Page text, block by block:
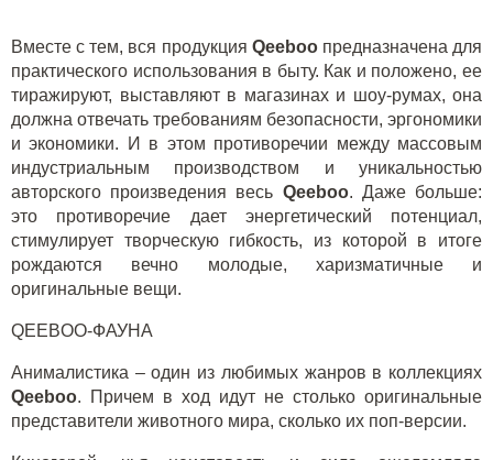
Вместе с тем, вся продукция Qeebooпредназначена для
практического использования в быту. Как и положено, ее
тиражируют, выставляют в магазинах и шоу-румах, она
должна отвечать требованиям безопасности, эргономики
и экономики. И в этом противоречии между массовым
индустриальным производством и уникальностью
авторского произведения весь Qeeboo. Даже больше:
это противоречие дает энергетический потенциал,
стимулирует творческую гибкость, из которой в итоге
рождаются вечно молодые, харизматичные и
оригинальные вещи.
QEEBOO-ФАУНА
Анималистика – один из любимых жанров в коллекциях
Qeeboo. Причем в ход идут не столько оригинальные
представители животного мира, сколько их поп-версии.